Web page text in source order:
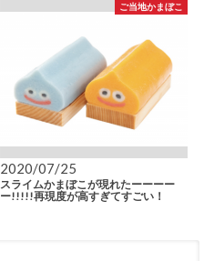
ご当地かまぼこ
2020/07/25
スライムかまぼこが現れたーーーー
ー!!!!!再現度が高すぎてすごい！